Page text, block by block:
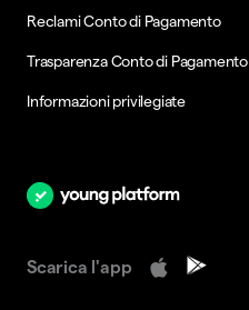
Reclami Conto di Pagamento
Trasparenza Conto di Pagamento
Informazioni privilegiate
Scarica l'app